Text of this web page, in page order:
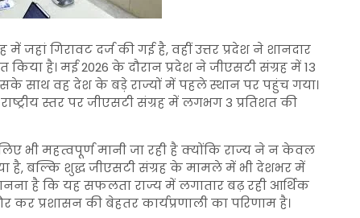
गिरावट दर्ज की गई है, वहीं उत्तर प्रदेश ने शानदार
किया है। मई 2026 के दौरान प्रदेश ने जीएसटी संग्रह में 13
साथ वह देश के बड़े राज्यों में पहले स्थान पर पहुंच गया।
स्तर पर जीएसटी संग्रह में लगभग 3 प्रतिशत की
भी महत्वपूर्ण मानी जा रही है क्योंकि राज्य ने न केवल
है, बल्कि शुद्ध जीएसटी संग्रह के मामले में भी देशभर में
है कि यह सफलता राज्य में लगातार बढ़ रही आर्थिक
कर प्रशासन की बेहतर कार्यप्रणाली का परिणाम है।